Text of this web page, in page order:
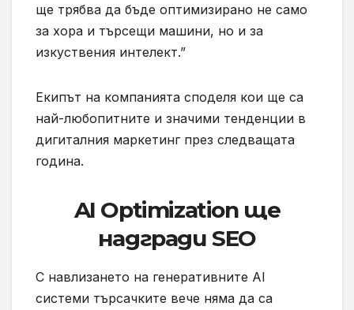
ще трябва да бъде оптимизирано не само
за хора и търсещи машини, но и за
изкуствения интелект.”
Екипът на компанията споделя кои ще са
най-любопитните и значими тенденции в
дигиталния маркетинг през следващата
година.
AI Optimization ще
надгради SEO
С навлизането на генеративните AI
системи търсачките вече няма да са